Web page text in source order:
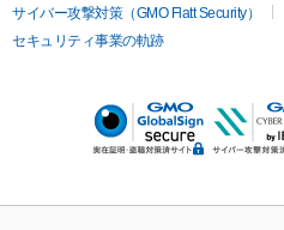
サイバー攻撃対策（GMO Flatt Security）
セキュリティ事業の軌跡